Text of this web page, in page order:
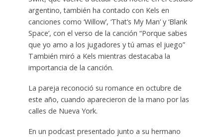
argentino, también ha contado con Kels en
canciones como ‘Willow’, ‘That’s My Man’ y ‘Blank
Space’, con el verso de la canción “Porque sabes
que yo amo a los jugadores y tú amas el juego”
También miró a Kels mientras destacaba la
importancia de la canción.
La pareja reconoció su romance en octubre de
este año, cuando aparecieron de la mano por las
calles de Nueva York.
En un podcast presentado junto a su hermano